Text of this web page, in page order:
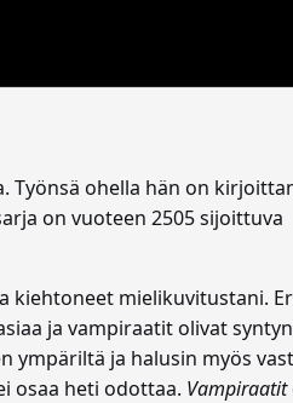
Työnsä ohella hän on
on vuoteen 2505 sijoittuva
kiehtoneet mielikuvitustani.
ja vampiraatit olivat
ympäriltä ja halusin myös
osaa heti odottaa. Vampiraatit